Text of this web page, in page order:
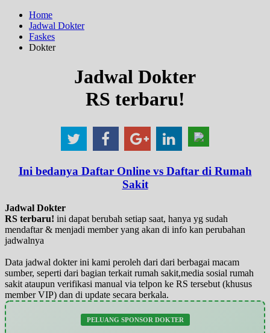
Home
Jadwal Dokter
Faskes
Dokter
Jadwal Dokter
RS terbaru!
Ini bedanya Daftar Online vs Daftar di Rumah
Sakit
Jadwal Dokter
RS terbaru! ini dapat berubah setiap saat, hanya yg sudah
mendaftar & menjadi member yang akan di info kan perubahan
jadwalnya
Data jadwal dokter ini kami peroleh dari dari berbagai macam
sumber, seperti dari bagian terkait rumah sakit,media sosial rumah
sakit ataupun verifikasi manual via telpon ke RS tersebut (khusus
member VIP) dan di update secara berkala.
PELUANG SPONSOR DOKTER